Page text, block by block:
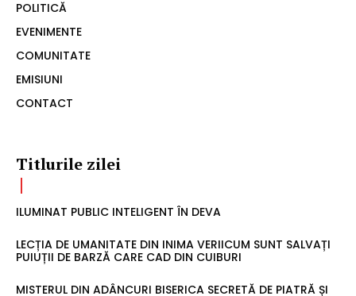
POLITICĂ
EVENIMENTE
COMUNITATE
EMISIUNI
CONTACT
Titlurile zilei
ILUMINAT PUBLIC INTELIGENT ÎN DEVA
LECȚIA DE UMANITATE DIN INIMA VERIICUM SUNT SALVAȚI
PUIUȚII DE BARZĂ CARE CAD DIN CUIBURI
MISTERUL DIN ADÂNCURI BISERICA SECRETĂ DE PIATRĂ ȘI